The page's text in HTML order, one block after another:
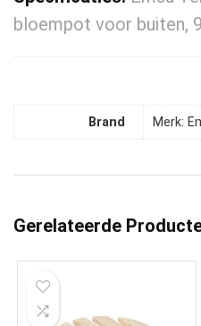
bloempot voor buiten,
Brand Merk:
Gerelateerde